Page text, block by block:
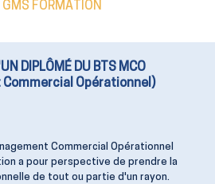
FORMATION
DIPLÔMÉ DU BTS MCO
Opérationnel)
Commercial Opérationnel
a pour perspective de prendre la
de tout ou partie d'un rayon.